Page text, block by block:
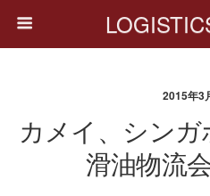
2015年3
カメイ、シン
滑油物流